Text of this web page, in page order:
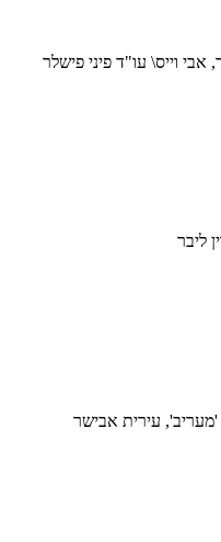
אבי וייס\ עו"ד פיני פישלר
ליבר
'מעריב', עירית אבישר